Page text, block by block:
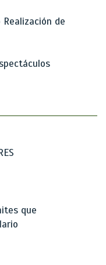
de
que